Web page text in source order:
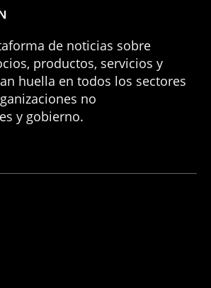
de noticias sobre
productos, servicios y
huella en todos los sectores
no
y gobierno.